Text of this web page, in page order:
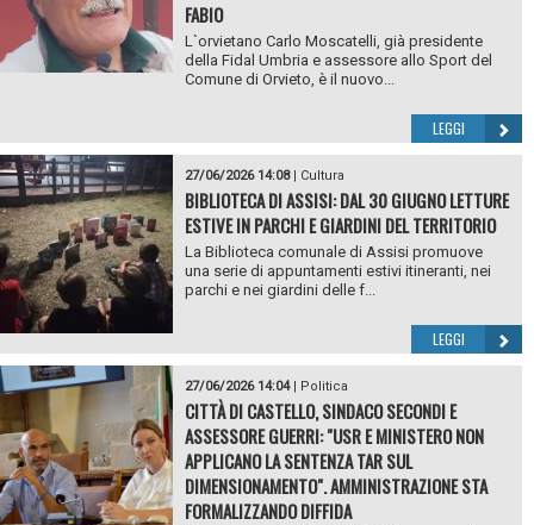
FABIO
L`orvietano Carlo Moscatelli, già presidente
della Fidal Umbria e assessore allo Sport del
Comune di Orvieto, è il nuovo...
LEGGI
27/06/2026 14:08| Cultura
BIBLIOTECA DI ASSISI: DAL 30 GIUGNO LETTURE
ESTIVE IN PARCHI E GIARDINI DEL TERRITORIO
La Biblioteca comunale di Assisi promuove
una serie di appuntamenti estivi itineranti, nei
parchi e nei giardini delle f...
LEGGI
27/06/2026 14:04| Politica
CITTÀ DI CASTELLO, SINDACO SECONDI E
ASSESSORE GUERRI: "USR E MINISTERO NON
APPLICANO LA SENTENZA TAR SUL
DIMENSIONAMENTO". AMMINISTRAZIONE STA
FORMALIZZANDO DIFFIDA